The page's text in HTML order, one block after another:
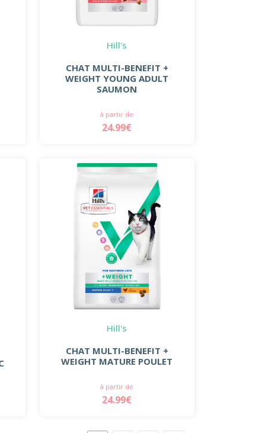
Hill's
CHAT MULTI-BENEFIT +
WEIGHT YOUNG ADULT
SAUMON
à partir de
24.99€
Hill's
CHAT MULTI-BENEFIT +
WEIGHT MATURE POULET
à partir de
24.99€